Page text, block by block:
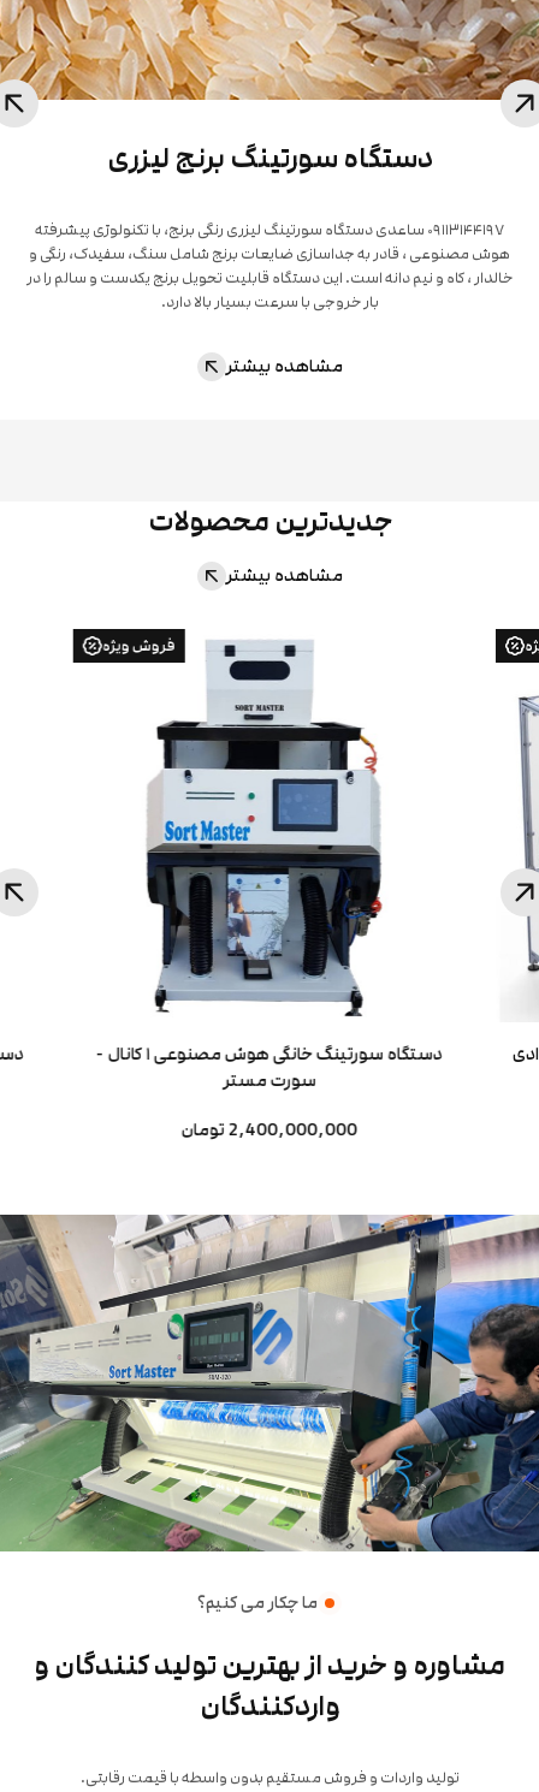
دستگاه سورتینگ برنج لیزری
۰۹۱۱۳۱۴۴۱۹۷ ساعدی دستگاه سورتینگ لیزری رنگی برنج، با تکنولوژی پیشرفته
هوش مصنوعی ، قادر به جداسازی ضایعات برنج شامل سنگ، سفیدک، رنگی و
خالدار ، کاه و نیم دانه است. این دستگاه قابلیت تحویل برنج یکدست و سالم را در
بار خروجی با سرعت بسیار بالا دارد.
مشاهده بیشتر
جدیدترین محصولات
مشاهده بیشتر
فروش ویژه
دستگاه سورتینگ خانگی هوش مصنوعی ۱ کانال -
سورت مستر
2,400,000,000 تومان
ما چکار می کنیم؟
مشاوره و خرید از بهترین تولید کنندگان و
واردکنندگان